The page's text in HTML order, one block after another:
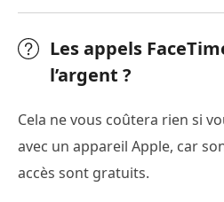
Les appels
l’argent ?
Cela ne vous coûtera rien si
avec un appareil Apple, car
accès sont gratuits.